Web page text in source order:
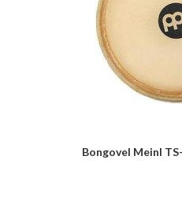
Bongovel Meinl